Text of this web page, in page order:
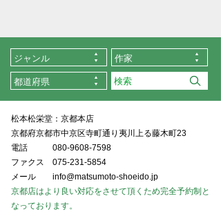
ジャンル 作家
都道府県
松本松栄堂：京都本店
京都府京都市中京区寺町通り夷川上る藤木町23
電話
080-9608-7598
ファクス
075-231-5854
メール
info@matsumoto-shoeido.jp
京都店はより良い対応をさせて頂くため完全予約制と
なっております。